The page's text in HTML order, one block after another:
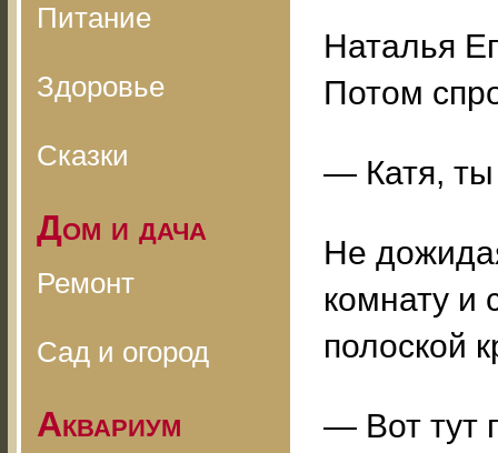
Питание
Здоровье
Сказки
Дом и дача
Ремонт
Сад и огород
Аквариум
Наталья
Потом
— Катя, ты
Не
комнату и
полоской
— Вот тут